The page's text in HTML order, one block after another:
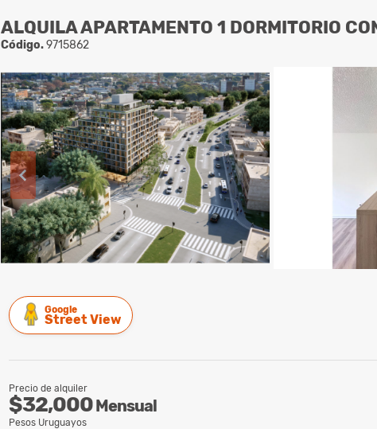
ALQUILA APARTAMENTO 1 DORMITORIO
Código.9715862
Google
Street View
Precio de alquiler
$32,000Mensual
Pesos Uruguayos